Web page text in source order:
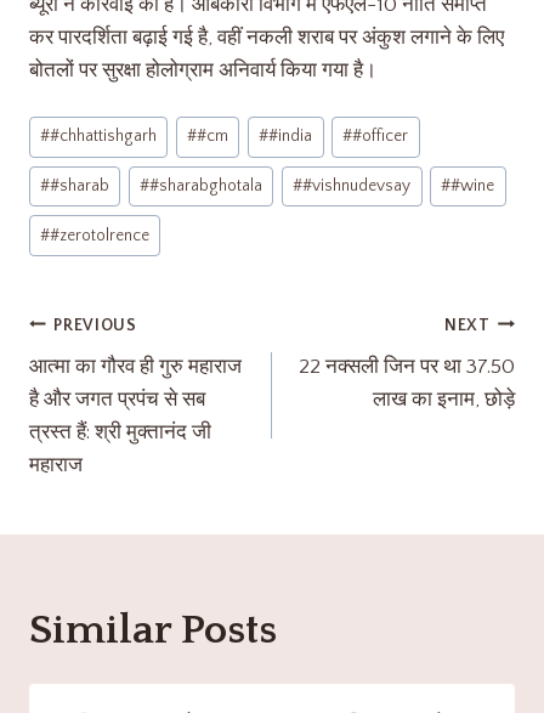
ब्यूरो ने कार्रवाई की है। आबकारी विभाग में एफएल-10 नीति समाप्त
कर पारदर्शिता बढ़ाई गई है, वहीं नकली शराब पर अंकुश लगाने के लिए
बोतलों पर सुरक्षा होलोग्राम अनिवार्य किया गया है।
##chhattishgarh ##cm ##india ##officer
##sharab ##sharabghotala ##vishnudevsay ##wine
##zerotolrence
PREVIOUS
आत्मा का गौरव ही गुरु महाराज
है और जगत प्रपंच से सब
त्रस्त हैं: श्री मुक्तानंद जी
महाराज
NEXT
22 नक्सली जिन पर था 37.50
लाख का इनाम, छोड़े
Similar Posts